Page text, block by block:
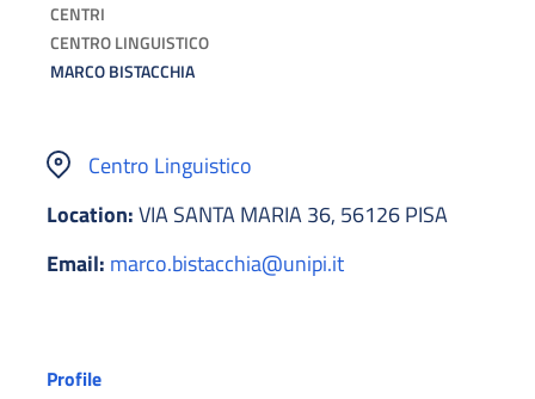
CENTRI
CENTRO LINGUISTICO
MARCO BISTACCHIA
Centro Linguistico
Location:VIA SANTA MARIA 36, 56126 PISA
Email: marco.bistacchia@unipi.it
Profile